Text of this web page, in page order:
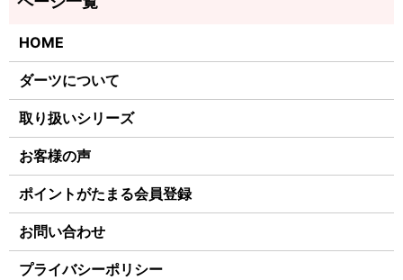
HOME
ダーツについて
取り扱いシリーズ
お客様の声
ポイントがたまる会員登録
お問い合わせ
プライバシーポリシー